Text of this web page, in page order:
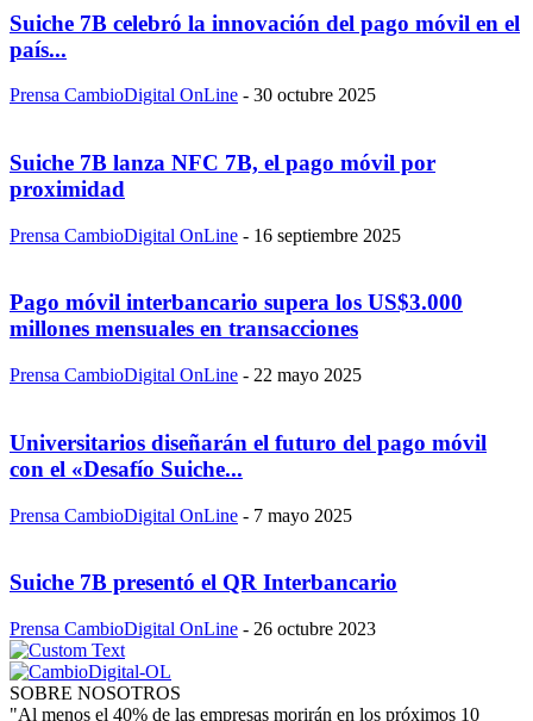
Suiche 7B celebró la innovación del pago móvil en el
país...
Prensa CambioDigital OnLine - 30 octubre 2025
Suiche 7B lanza NFC 7B, el pago móvil por
proximidad
Prensa CambioDigital OnLine - 16 septiembre 2025
Pago móvil interbancario supera los US$3.000
millones mensuales en transacciones
Prensa CambioDigital OnLine - 22 mayo 2025
Universitarios diseñarán el futuro del pago móvil
con el «Desafío Suiche...
Prensa CambioDigital OnLine - 7 mayo 2025
Suiche 7B presentó el QR Interbancario
Prensa CambioDigital OnLine - 26 octubre 2023
SOBRE NOSOTROS
"Al menos el 40% de las empresas morirán en los próximos 10